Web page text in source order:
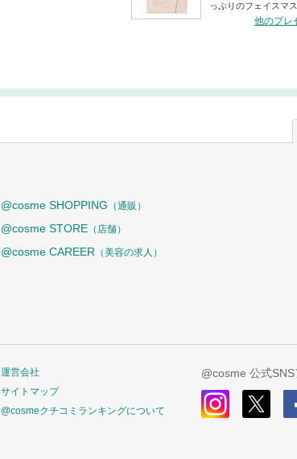
っぷりのフェイスマ
他のプレ
@cosme SHOPPING （通販）
@cosme STORE （店舗）
@cosme CAREER （美容の求人）
運営会社
サイトマップ
@cosmeクチコミランキングについて
@cosme 公式SNS